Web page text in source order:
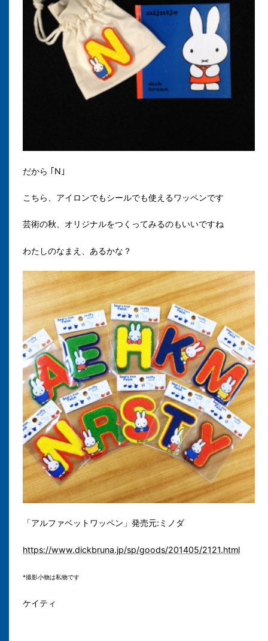
だから ｢N｣
こちら、アイロンでもシールでも使えるワッペンです
芸術の秋、オリジナルをつくってみるのもいいですね
わたしのなまえ、あるかな？
「アルファベットワッペン」発売元:ミノダ
https://www.dickbruna.jp/sp/goods/201405/2121.html
*撮影小物は私物です
ケイティ